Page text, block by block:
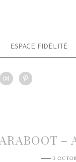
ESPACE FIDÉLITÉ
–
3